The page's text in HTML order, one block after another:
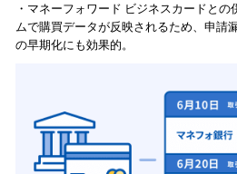
・マネーフォワード ビジネスカードと
ムで購買データが反映されるため、申請
の早期化にも効果的。